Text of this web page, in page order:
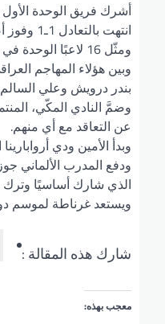
أشرك فريق الوحدة
انتهت بالتعادل 1ـ1 وفوز أصحاب الأرض بركلات الترجيح 5ـ4.
ومثّل 16 لاعبًا الوحدة في المباراة، التي حصل الفائز بعدَها على كأس مدينة غرناطة الوديّة.
وبين هؤلاء المهاجم
بندر درويش وعلي
وضمَّ النادي المكّي،
عن التعاقد مع أي منهم.
وبدأ الأمين ودي
ودفع المدرب الألماني
الذي شارك أساسيًا وترك
ويستعد غرناطة لموسم
شارك هذه المقالة :
معجب بهذه: